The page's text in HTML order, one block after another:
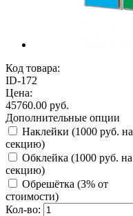
Код товара:
ID-172
Цена:
45760.00 руб.
Дополнительные опции
Наклейки (1000 руб. на
секцию)
Обклейка (1000 руб. на
секцию)
Обрешётка (3% от
стоимости)
Кол-во: